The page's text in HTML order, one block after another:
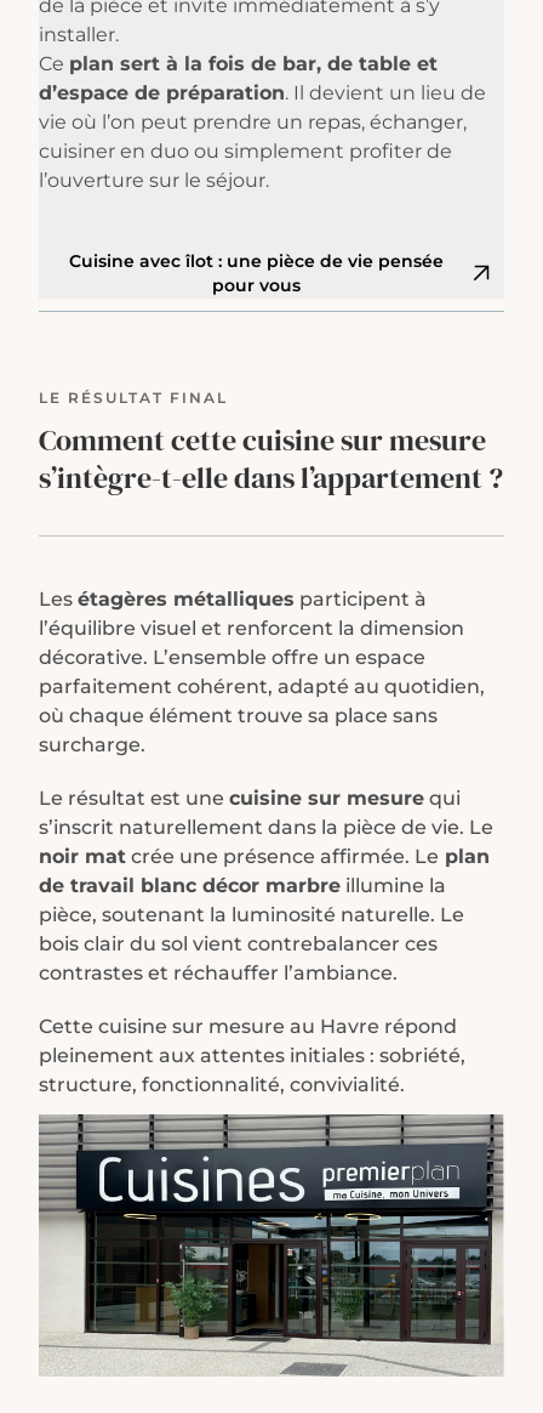
de la pièce et invite immédiatement à s’y
installer.
Ce plan sert à la fois de bar, de table et
d’espace de préparation. Il devient un lieu de
vie où l’on peut prendre un repas, échanger,
cuisiner en duo ou simplement profiter de
l’ouverture sur le séjour.
Cuisine avec îlot : une pièce de vie pensée
pour vous
LE RÉSULTAT FINAL
Comment cette cuisine sur mesure
s’intègre-t-elle dans l’appartement ?
Les étagères métalliques participent à
l’équilibre visuel et renforcent la dimension
décorative. L’ensemble offre un espace
parfaitement cohérent, adapté au quotidien,
où chaque élément trouve sa place sans
surcharge.
Le résultat est une cuisine sur mesure qui
s’inscrit naturellement dans la pièce de vie. Le
noir mat crée une présence affirmée. Le plan
de travail blanc décor marbre illumine la
pièce, soutenant la luminosité naturelle. Le
bois clair du sol vient contrebalancer ces
contrastes et réchauffer l’ambiance.
Cette cuisine sur mesure au Havre répond
pleinement aux attentes initiales : sobriété,
structure, fonctionnalité, convivialité.